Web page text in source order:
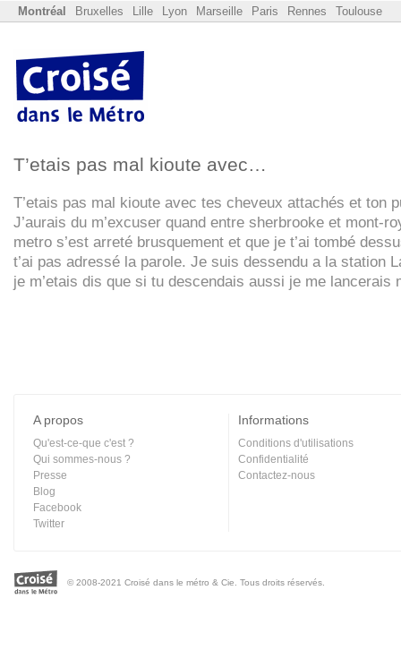
Montréal Bruxelles Lille Lyon Marseille Paris Rennes Toulouse
T’etais pas mal kioute avec…
T’etais pas mal kioute avec tes cheveux attachés et ton
J’aurais du m’excuser quand entre sherbrooke et mont-
metro s’est arreté brusquement et que je t’ai tombé
t’ai pas adressé la parole. Je suis dessendu a la station
je m’etais dis que si tu descendais aussi je me lancerais
A propos
Qu'est-ce-que c'est ?
Qui sommes-nous ?
Presse
Blog
Facebook
Twitter
Informations
Conditions d'utilisations
Confidentialité
Contactez-nous
© 2008-2021 Croisé dans le métro & Cie. Tous droits réservés.